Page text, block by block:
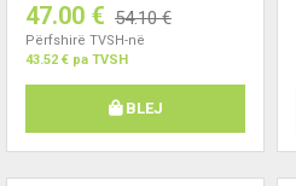
47.00 € 54.10 €
Përfshirë TVSH-në
43.52 € pa TVSH
BLEJ